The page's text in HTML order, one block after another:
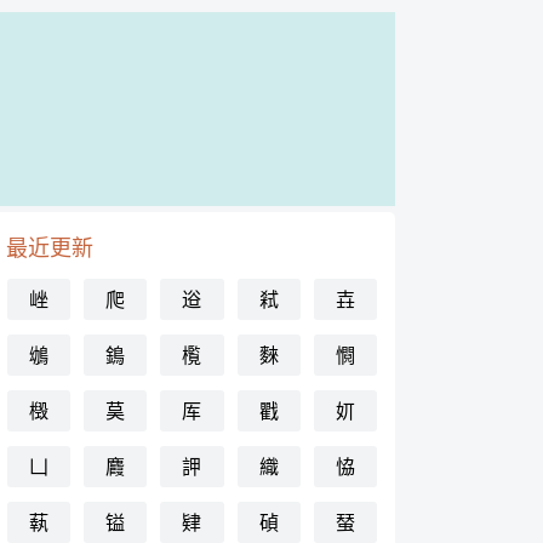
最近更新
㟇 爬 逧 弒
壵
鴢
鵭 㰖 麳
㦦
檓
茣 厍 戵
㚦
凵
麚 䛅 織
恊
蓻
镒 肄 碵 蝅